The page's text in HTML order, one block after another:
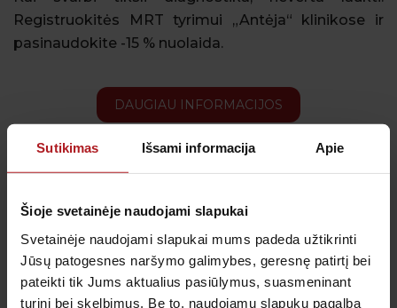
Sutikimas Išsami informacija Apie
Šioje svetainėje naudojami slapukai
Svetainėje naudojami slapukai mums padeda užtikrinti
Jūsų patogesnes naršymo galimybes, geresnę patirtį bei
pateikti tik Jums aktualius pasiūlymus, suasmeninant
turinį bei skelbimus. Be to, naudojamų slapukų pagalba
Registruokitės MRT tyrimui „Antėja“ klinikose ir
pasinaudokite -15 % nuolaida.
DAUGIAU INFORMACIJOS
Gauk naujienas pirmas
Kas kiek laiko būtina profilaktiškai tikrintis sveikatą?
Kada metas skiepytis nuo gripo? Prenumeruokite
naujienlaiškį, kad svarbiausi priminimai į Jūsų pašto
dėžutę atkeliautų laiku. Sulauksite ne tik naudingos